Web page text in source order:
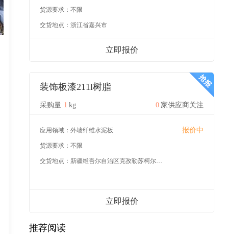
货源要求： 不限
交货地点： 浙江省嘉兴市
立即报价
装饰板漆211l树脂
采购量 1 kg 0 家供应商关注
应用领域： 外墙纤维水泥板 报价中
货源要求： 不限
交货地点： 新疆维吾尔自治区克孜勒苏柯尔克孜自治州
立即报价
推荐阅读